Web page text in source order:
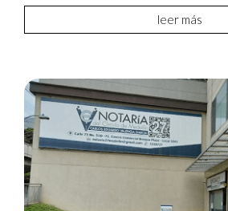
leer más